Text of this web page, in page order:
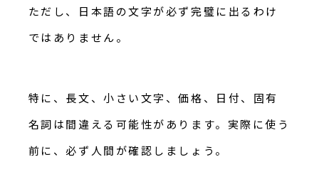
ただし、日本語の文字が必ず完璧に出るわけ
ではありません。
特に、長文、小さい文字、価格、日付、固有
名詞は間違える可能性があります。実際に使う
前に、必ず人間が確認しましょう。